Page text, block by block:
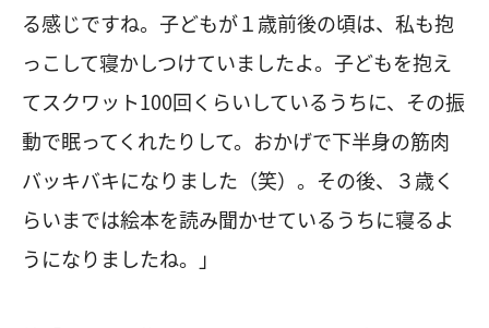
る感じですね。子どもが１歳前後の頃は、私も抱
っこして寝かしつけていましたよ。子どもを抱え
てスクワット100回くらいしているうちに、その振
動で眠ってくれたりして。おかげで下半身の筋肉
バッキバキになりました（笑）。その後、３歳く
らいまでは絵本を読み聞かせているうちに寝るよ
うになりましたね。」